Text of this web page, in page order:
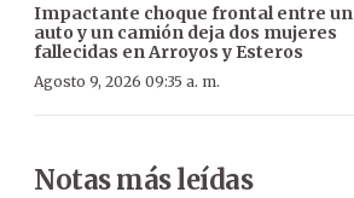
Impactante choque frontal entre un
auto y un camión deja dos mujeres
fallecidas en Arroyos y Esteros
Agosto 9, 2026 09:35 a. m.
Notas más leídas